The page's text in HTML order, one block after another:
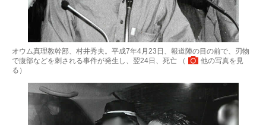
オウム真理教幹部、村井秀夫。平成7年4月23日、報道陣の目の前で、刃物
で腹部などを刺される事件が発生し、翌24日、死亡 （
他の写真を見
る ）